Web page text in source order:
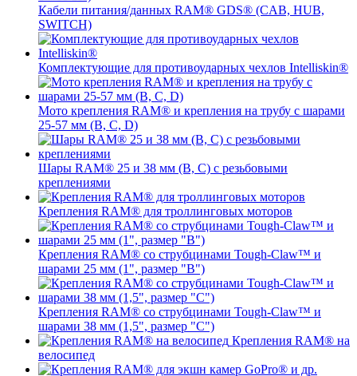
Кабели питания/данных RAM® GDS® (CAB, HUB,
SWITCH)
Комплектующие для противоударных чехлов Intelliskin®
Мото крепления RAM® и крепления на трубу с шарами
25-57 мм (B, C, D)
Шары RAM® 25 и 38 мм (B, C) с резьбовыми
креплениями
Крепления RAM® для троллинговых моторов
Крепления RAM® со струбцинами Tough-Claw™ и
шарами 25 мм (1", размер "B")
Крепления RAM® со струбцинами Tough-Claw™ и
шарами 38 мм (1,5", размер "C")
Крепления RAM® на
велосипед